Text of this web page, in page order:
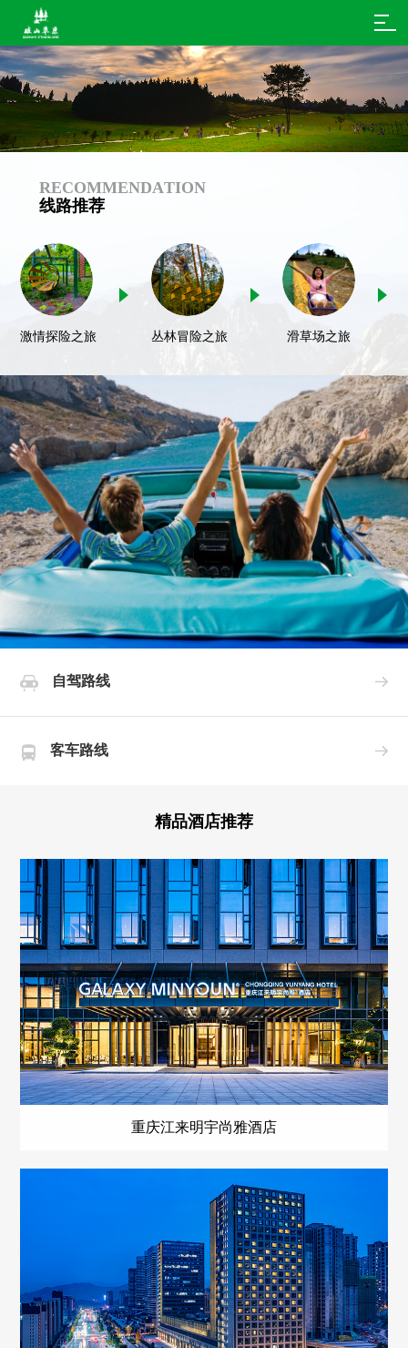
RECOMMENDATION
线路推荐
激情探险之旅 丛林冒险之旅 滑草场之旅
 自驾路线 
 客车路线 
精品酒店推荐
重庆江来明宇尚雅酒店